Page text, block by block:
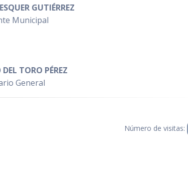
GUTIÉRREZ
Municipal
TORO PÉREZ
General
Número de visitas: